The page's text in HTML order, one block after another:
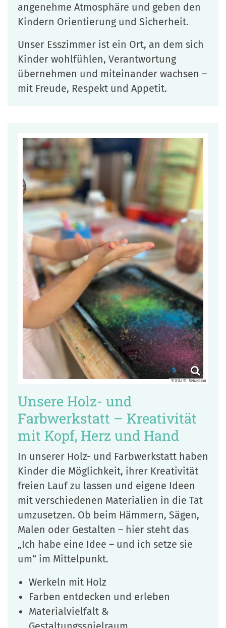
angenehme Atmosphäre und geben den
Kindern Orientierung und Sicherheit.
Unser Esszimmer ist ein Ort, an dem sich
Kinder wohlfühlen, Verantwortung
übernehmen und miteinander wachsen –
mit Freude, Respekt und Appetit.
© Kita St. Sebastian
Unsere Holz- und
Farbwerkstatt – Kreativität
mit Kopf, Herz und Hand
In unserer Holz- und Farbwerkstatt haben
Kinder die Möglichkeit, ihrer Kreativität
freien Lauf zu lassen und eigene Ideen
mit verschiedenen Materialien in die Tat
umzusetzen. Ob beim Hämmern, Sägen,
Malen oder Gestalten – hier steht das
„Ich habe eine Idee – und ich setze sie
um“ im Mittelpunkt.
Werkeln mit Holz
Farben entdecken und erleben
Materialvielfalt &